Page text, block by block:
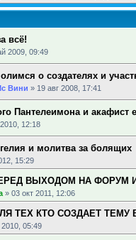
всё!
2009, 09:49
о создателях и
Вини » 19 авг 2008, 17:41
Пантелеимона и акафист
12:18
и молитва за болящих
15:29
ВЫХОДОМ НА ФОРУМ
» 03 окт 2011, 12:06
ТЕХ КТО СОЗДАЕТ
2010, 05:49